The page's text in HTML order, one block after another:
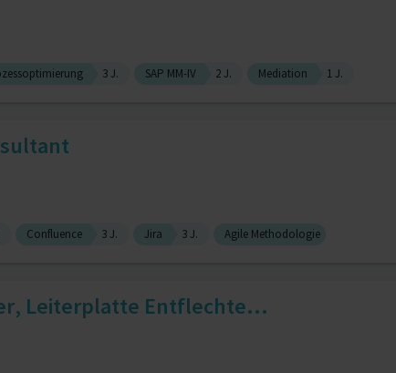
3 J. SAP MM-IV 2 J. Mediation 1 J.
Confluence 3 J. Jira 3 J. Agile Methodologie
Leiterplatte Entflechte...